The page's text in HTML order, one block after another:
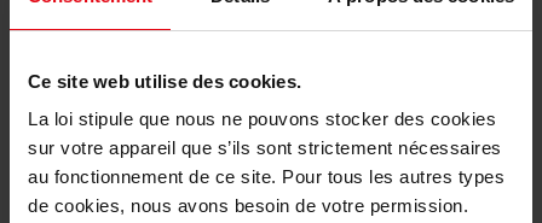
Ce site web utilise des cookies.
La loi stipule que nous ne pouvons stocker des cookies
sur votre appareil que s’ils sont strictement nécessaires
au fonctionnement de ce site. Pour tous les autres types
de cookies, nous avons besoin de votre permission.
Vous aimerez peut-être